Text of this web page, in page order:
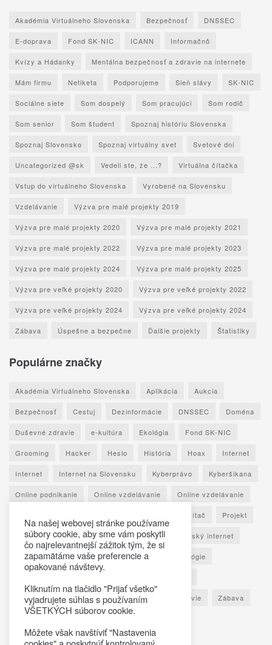
Akadémia Virtuálneho Slovenska Bezpečnosť DNSSEC
E-doprava Fond SK-NIC ICANN Informačnô
Kvízy a Hádanky Mentálna bezpečnosť a zdravie na internete
Mám firmu Netiketa Podporujeme Sieň slávy SK-NIC
Sociálne siete Som dospelý Som pracujúci Som rodič
Som senior Som študent Spoznaj históriu Slovenska
Spoznaj Slovensko Spoznaj virtuálny svet Svetové dni
Uncategorized @sk Vedeli ste, že ...? Virtuálna čítačka
Vstup do virtuálneho Slovenska Vyrobené na Slovensku
Vzdelávanie Výzva pre malé projekty 2019
Výzva pre malé projekty 2020 Výzva pre malé projekty 2021
Výzva pre malé projekty 2022 Výzva pre malé projekty 2023
Výzva pre malé projekty 2024 Výzva pre malé projekty 2025
Výzva pre veľké projekty 2020 Výzva pre veľké projekty 2022
Výzva pre veľké projekty 2024 Výzva pre veľké projekty 2024
Zábava Úspešne a bezpečne Ďalšie projekty Štatistiky
Populárne značky
Akadémia Virtuálneho Slovenska Aplikácia Aukcia
Bezpečnosť Cestuj Dezinformácie DNSSEC Doména
Duševné zdravie e-kultúra Ekológia Fond SK-NIC
Grooming Hacker Heslo História Hoax Internet
Internet Internet na Slovensku Kyberprávo Kyberšikana
Online podnikanie Online vzdelávanie Online vzdelávanie
Počítač Projekt
Ransomware Rozhovor Seniori Slovenský internet
Sociálne siete Spoznaj Slovensko Technológie
Výročná správa Zaujímavé štatistiky Zdravie Zábava
Na našej webovej stránke používame
súbory cookie, aby sme vám poskytli
čo najrelevantnejší zážitok tým, že si
zapamätáme vaše preferencie a
opakované návštevy.
Kliknutím na tlačidlo "Prijať všetko"
vyjadrujete súhlas s používaním
VŠETKÝCH súborov cookie.
Môžete však navštíviť "Nastavenia